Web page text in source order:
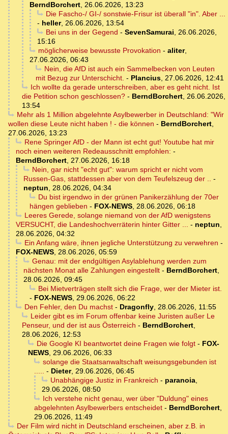
BerndBorchert, 26.06.2026, 13:23
Die Fascho-/ GI-/ sonstwie-Frisur ist überall "in". Aber ...
- heller, 26.06.2026, 13:54
Bei uns in der Gegend - SevenSamurai, 26.06.2026,
15:16
möglicherweise bewusste Provokation - aliter,
27.06.2026, 06:43
Nein, die AfD ist auch ein Sammelbecken von Leuten
mit Bezug zur Unterschicht. - Plancius, 27.06.2026, 12:41
Ich wollte da gerade unterschreiben, aber es geht nicht. Ist
die Petition schon geschlossen? - BerndBorchert, 26.06.2026,
13:54
Mehr als 1 Million abgelehnte Asylbewerber in Deutschland: "Wir
wollen diese Leute nicht haben ! - die können - BerndBorchert,
27.06.2026, 13:23
Rene Springer AfD - der Mann ist echt gut! Youtube hat mir
noch einen weiteren Redeausschnitt empfohlen: -
BerndBorchert, 27.06.2026, 16:18
Nein, gar nicht "echt gut": warum spricht er nicht vom
Russen-Gas, stattdessen aber von dem Teufelszeug der .. -
neptun, 28.06.2026, 04:34
Du bist irgendwo in der grünen Panikerzählung der 70er
hängen geblieben - FOX-NEWS, 28.06.2026, 06:18
Leeres Gerede, solange niemand von der AfD wenigstens
VERSUCHT, die Landeshochverräterin hinter Gitter ... - neptun,
28.06.2026, 04:32
Ein Anfang wäre, ihnen jegliche Unterstützung zu verwehren -
FOX-NEWS, 28.06.2026, 05:59
Genau: mit der endgültigen Asylablehung werden zum
nächsten Monat alle Zahlungen eingestellt - BerndBorchert,
28.06.2026, 09:45
Bei Mietverträgen stellt sich die Frage, wer der Mieter ist.
- FOX-NEWS, 29.06.2026, 06:22
Den Fehler, den Du machst- Dragonfly, 28.06.2026, 11:55
Leider gibt es im Forum offenbar keine Juristen außer Le
Penseur, und der ist aus Österreich - BerndBorchert,
28.06.2026, 12:53
Die Google KI beantwortet deine Fragen wie folgt- FOX-
NEWS, 29.06.2026, 06:33
solange die Staatsanwaltschaft weisungsgebunden ist
..... - Dieter, 29.06.2026, 06:45
Unabhängige Justiz in Frankreich - paranoia,
29.06.2026, 08:50
Ich verstehe nicht genau, wer über "Duldung" eines
abgelehnten Asylbewerbers entscheidet - BerndBorchert,
29.06.2026, 11:49
Der Film wird nicht in Deutschland erscheinen, aber z.B. in